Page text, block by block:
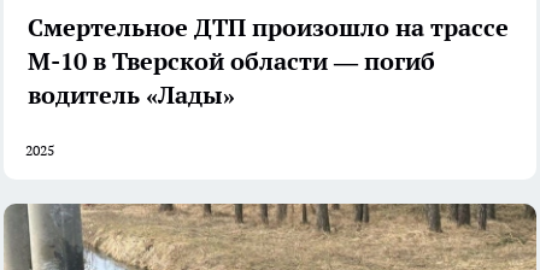
Смертельное ДТП произошло на трассе
М-10 в Тверской области — погиб
водитель «Лады»
2025